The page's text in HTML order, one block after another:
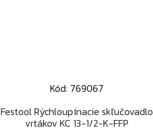
Kód: 769067
Festool Rýchloupínacie skľučovadlo
vrtákov KC 13-1/2-K-FFP
Rýchly náhľad